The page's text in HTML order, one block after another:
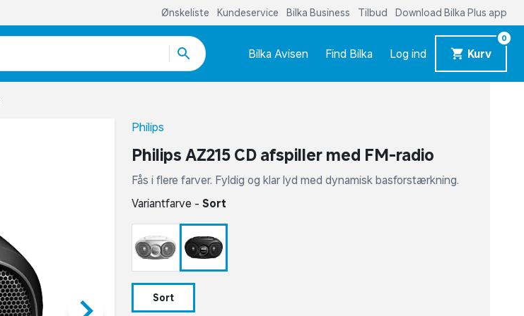
Ønskeliste Kundeservice Bilka Business Tilbud Download Bilka Plus app
Bilka Avisen Find Bilka Log ind Kurv
0
Philips
Philips AZ215 CD afspiller med FM-radio
Fås i flere farver. Fyldig og klar lyd med dynamisk basforstærkning.
Variantfarve -Sort
Sort